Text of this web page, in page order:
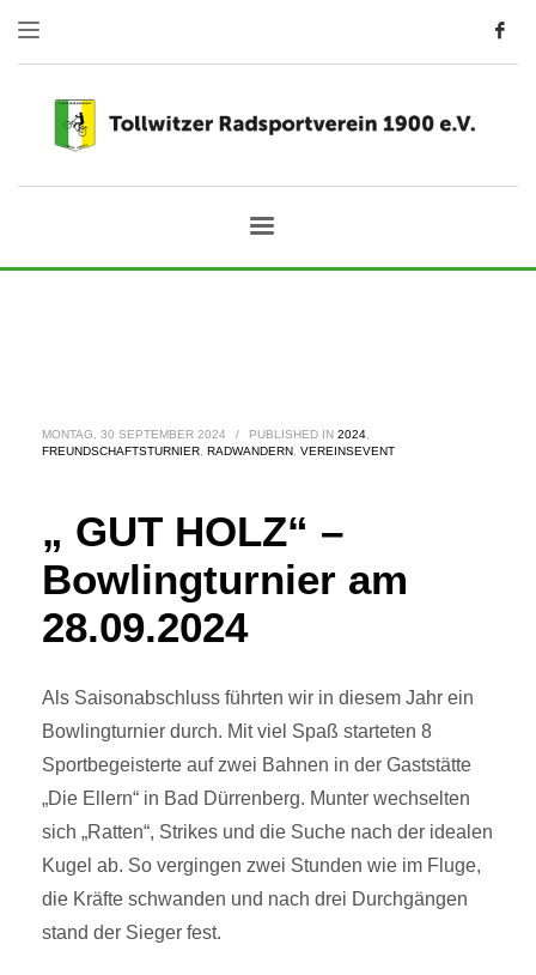
MONTAG, 30 SEPTEMBER 2024 / PUBLISHED IN 2024
FREUNDSCHAFTSTURNIER RADWANDERN VEREINSEVENT
„ GUT HOLZ“ –
Bowlingturnier am
28.09.2024
Als Saisonabschluss führten wir in diesem Jahr ein
Bowlingturnier durch. Mit viel Spaß starteten 8
Sportbegeisterte auf zwei Bahnen in der Gaststätte
„Die Ellern“ in Bad Dürrenberg. Munter wechselten
sich „Ratten“, Strikes und die Suche nach der idealen
Kugel ab. So vergingen zwei Stunden wie im Fluge,
die Kräfte schwanden und nach drei Durchgängen
stand der Sieger fest.